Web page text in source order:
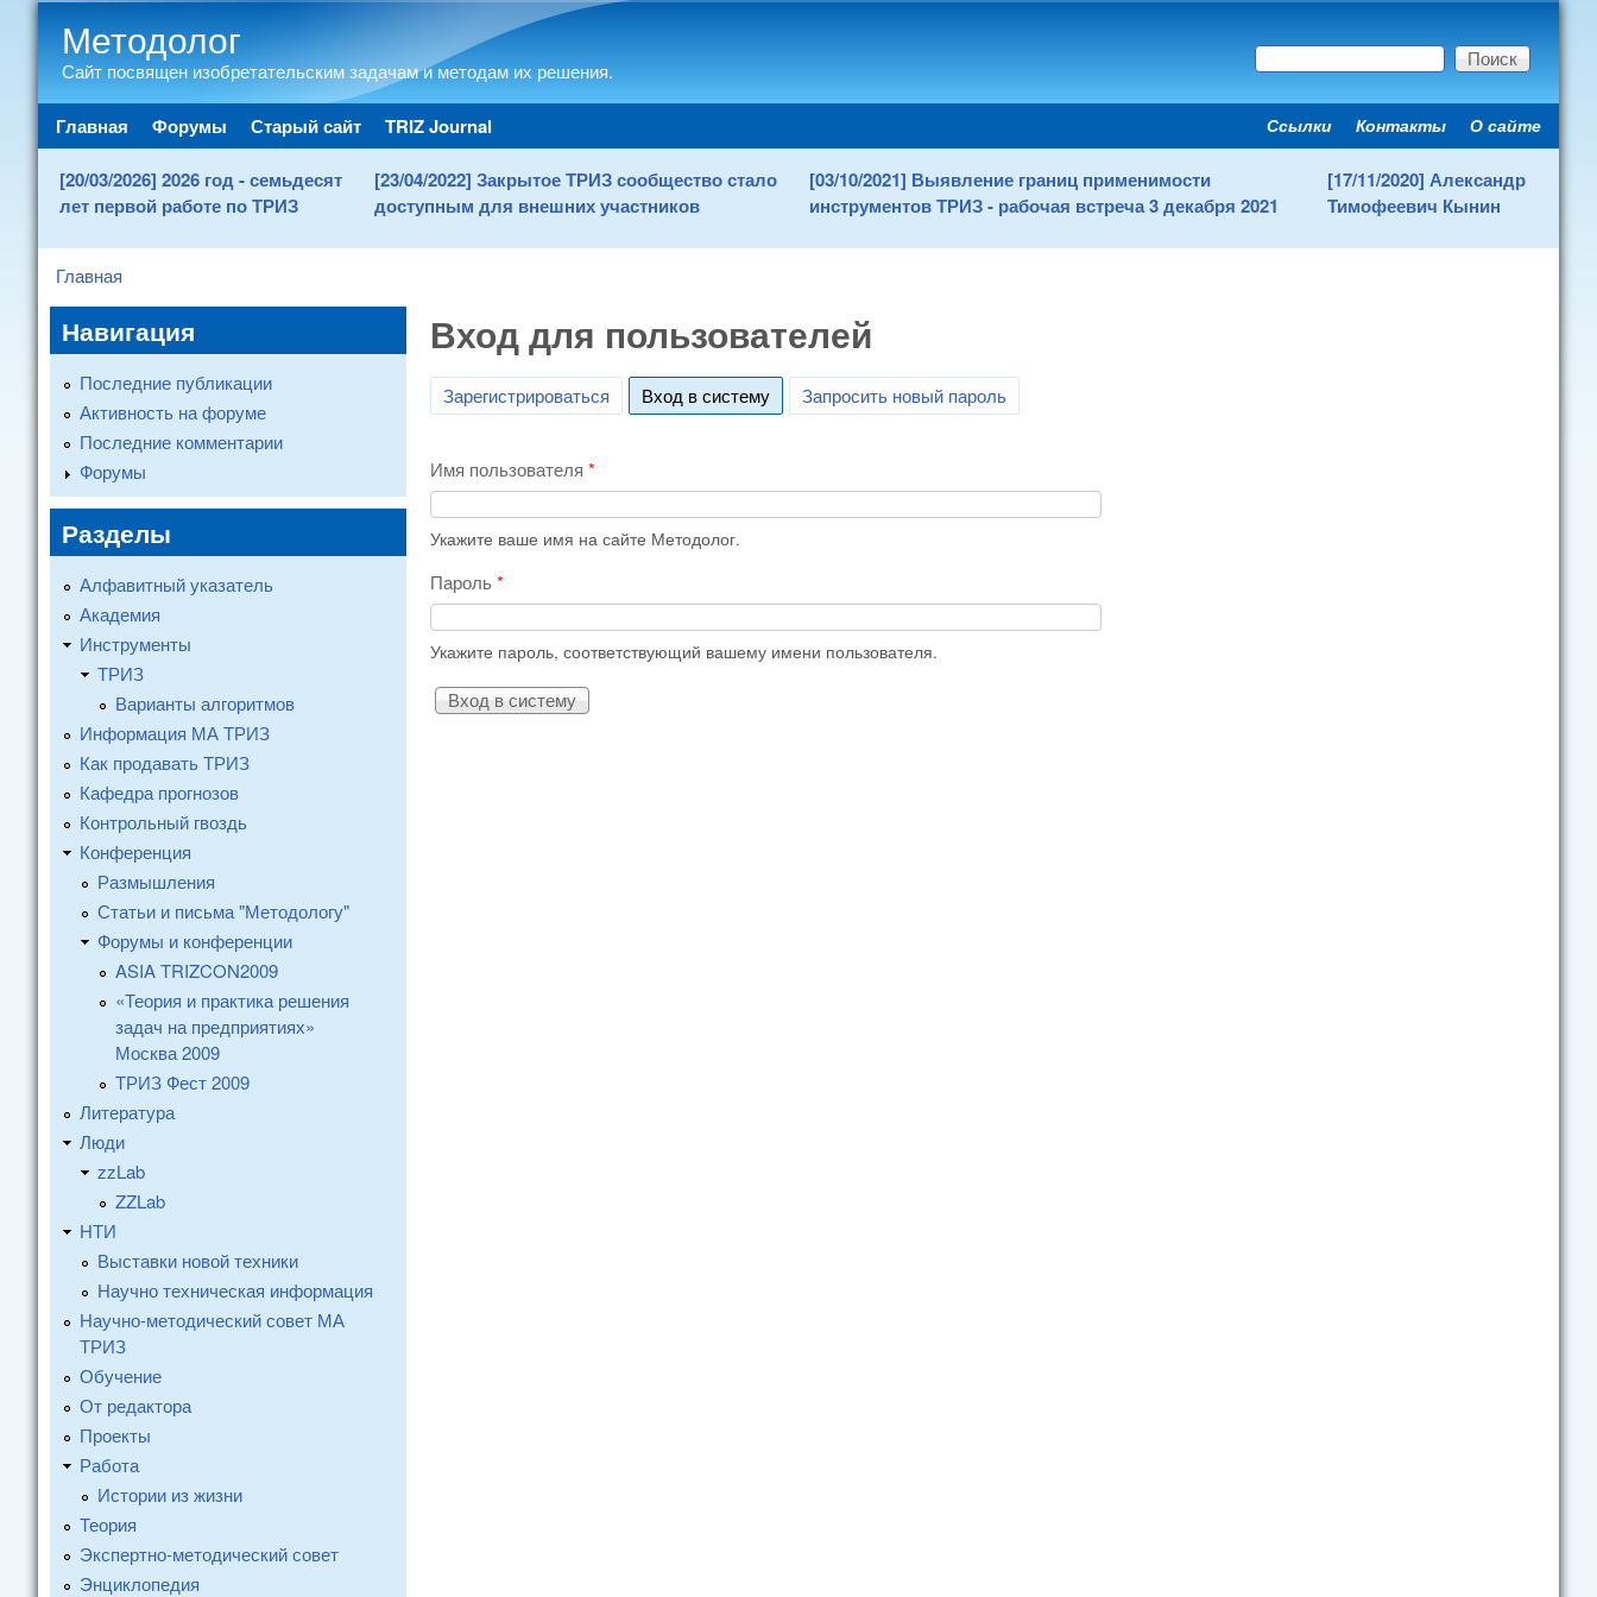
Методолог
Сайт посвящен изобретательским задачам и методам их решения. Форма поиска
Поиск
Main menu
Главная Форумы Старый сайт TRIZ Journal Secondary menu
Ссылки Контакты О сайте
[20/03/2026] 2026 год - семьдесят
лет первой работе по ТРИЗ
[23/04/2022] Закрытое ТРИЗ сообщество стало
доступным для внешних участников
[03/10/2021] Выявление границ применимости
инструментов ТРИЗ - рабочая встреча 3 декабря 2021
[17/11/2020] Александр
Тимофеевич Кынин
You are here
Главная
Вход для пользователей
Зарегистрироваться Вход в систему (active tab)
Запросить новый пароль
Имя пользователя *
Укажите ваше имя на сайте Методолог.
Пароль*
Укажите пароль, соответствующий вашему имени пользователя.
Навигация
Последние публикации
Активность на форуме
Последние комментарии
Форумы
Разделы
Алфавитный указатель
Академия
Инструменты
ТРИЗ
Варианты алгоритмов
Информация МА ТРИЗ
Как продавать ТРИЗ
Кафедра прогнозов
Контрольный гвоздь
Конференция
Размышления
Статьи и письма "Методологу"
Форумы и конференции
ASIA TRIZCON2009
«Теория и практика решения
задач на предприятиях»
Москва 2009
ТРИЗ Фест 2009
Литература
Люди
zzLab
ZZLab
НТИ
Выставки новой техники
Научно техническая информация
Научно-методический совет МА
ТРИЗ
Обучение
От редактора
Проекты
Работа
Истории из жизни
Теория
Экспертно-методический совет
Энциклопедия